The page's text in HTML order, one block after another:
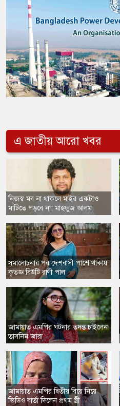
এ জাতীয় আরো খবর
নিজস্ব মব না থাকলে মাইর একটাও
মাটিতে পড়বে না: মাহফুজ আলম
​সমালোচনার পর দেশবাসী পাশে থাকায়
কৃতজ্ঞ বিউটি রাণী পাল
জামায়াত এমপির ঘটনার তদন্ত চাইলেন
তাসনিম জারা
​জামায়াত এমপির দ্বিতীয় বিয়ে নিয়ে
ভিডিও বার্তা দিলেন প্রথম স্ত্রী